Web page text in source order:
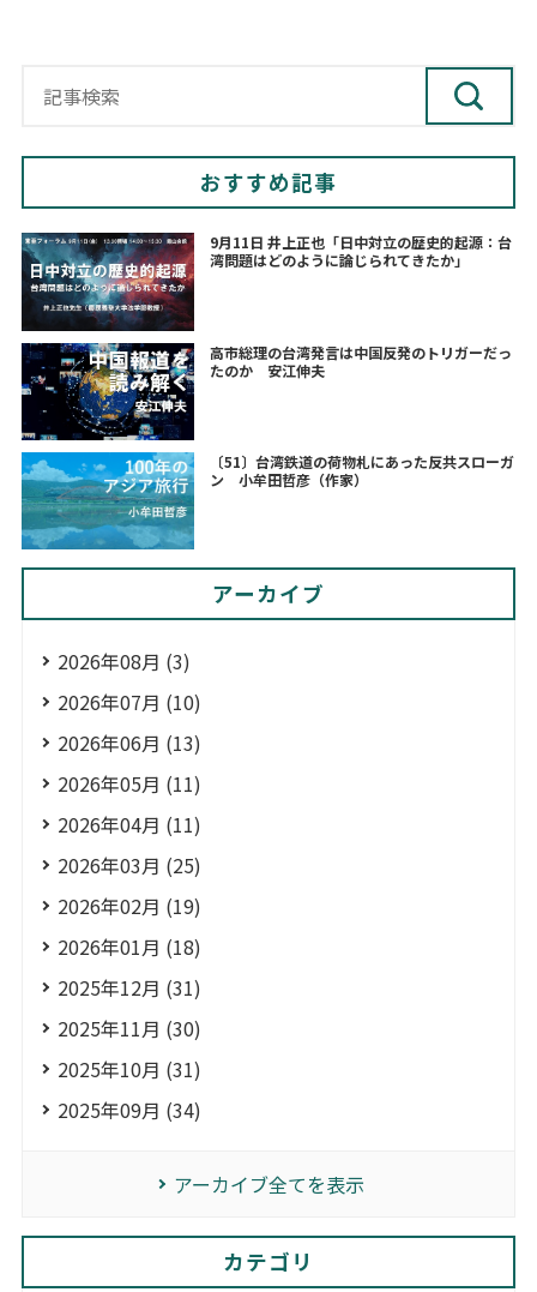
おすすめ記事
9月11日 井上正也「日中対立の歴史的起源：台
湾問題はどのように論じられてきたか」
高市総理の台湾発言は中国反発のトリガーだっ
たのか 安江伸夫
〔51〕台湾鉄道の荷物札にあった反共スローガ
ン 小牟田哲彦（作家）
アーカイブ
2026年08月 (3)
2026年07月 (10)
2026年06月 (13)
2026年05月 (11)
2026年04月 (11)
2026年03月 (25)
2026年02月 (19)
2026年01月 (18)
2025年12月 (31)
2025年11月 (30)
2025年10月 (31)
2025年09月 (34)
アーカイブ全てを表示
カテゴリ